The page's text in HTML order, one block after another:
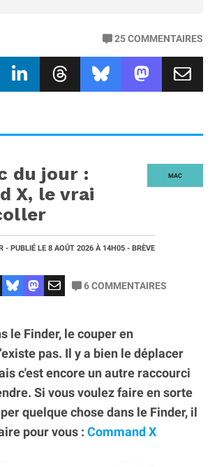
25COMMENTAIRES
MAC
du jour :
X, le vrai
- PUBLIÉ LE 8 AOÛT 2026 À 14H05 - BRÈVE
6COMMENTAIRES
le Finder, le couper en
pas. Il y a bien le déplacer
c'est encore un autre raccourci
Si vous voulez faire en sorte
quelque chose dans le Finder, il
pour vous : Command X